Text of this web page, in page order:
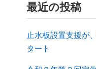
最近の投稿
止水板設置支援が
タート